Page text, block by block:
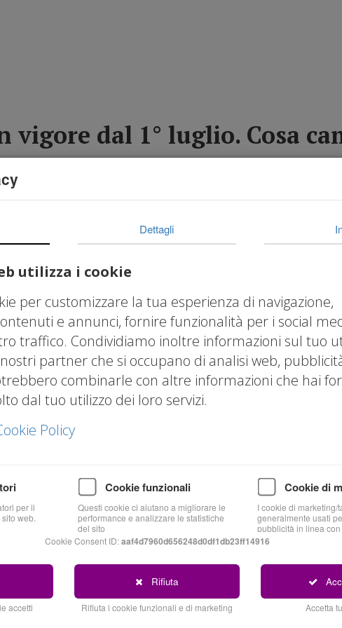
vigore dal 1° luglio. Cosa
,continuità aziendale
adeguati assetti:
— adesso
vigore. La
trovate in rete la
È una lettura
essere una
strategica
la
e la
struttura
da 60 giorni
6 mesi a 60 giorni
Dettagli
utilizza i cookie
per customizzare la tua esperienza di navigazione,
e annunci, fornire funzionalità per i social
traffico. Condividiamo inoltre informazioni sul tuo
partner che si occupano di analisi web,
combinarle con altre informazioni che hai
dal tuo utilizzo dei loro servizi.
Policy
per il
web.
Cookie funzionali
Questi cookie ci aiutano a migliorare le
performance e analizzare le statistiche
del sito
Cookie di
I cookie di marketing/
generalmente usati
pubblicità in linea
Cookie Consent ID:aaf4d7960d656248d0df1db23ff14916
accetti
Rifiuta
Rifiuta i cookie funzionali e di marketing Accetta